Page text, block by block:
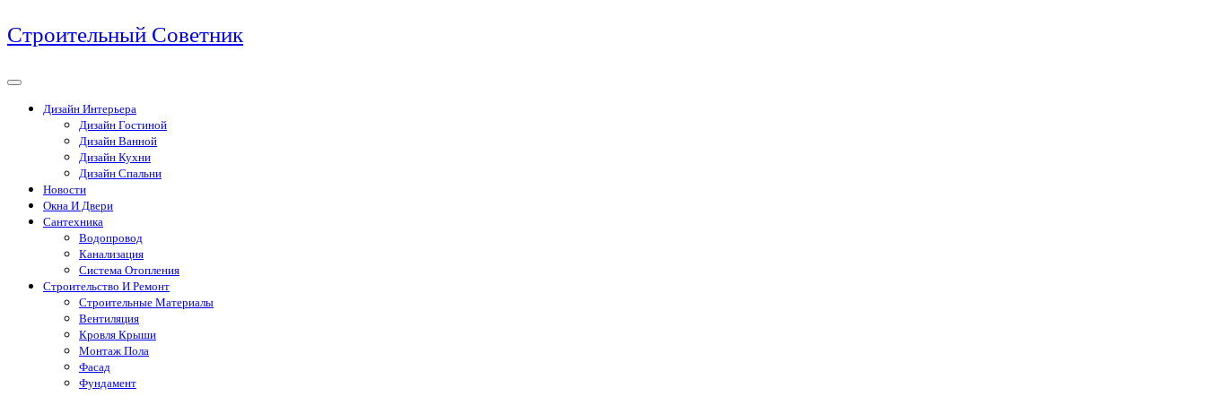
Перейти
к
Строительный Советник
Дизайн Интерьера
Дизайн Гостиной
Дизайн Ванной
Дизайн Кухни
Дизайн Спальни
Новости
Окна И Двери
Сантехника
Водопровод
Канализация
Система Отопления
Строительство И Ремонт
Строительные Материалы
Вентиляция
Кровля Крыши
Монтаж Пола
Фасад
Фундамент